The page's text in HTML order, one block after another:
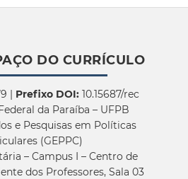
DO CURRÍCULO
| Prefixo DOI:10.15687/rec
da Paraíba – UFPB
e Pesquisas em Políticas
(GEPPC)
– Campus I – Centro de
dos Professores, Sala 03